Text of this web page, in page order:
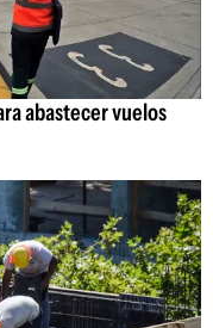
abastecer vuelos